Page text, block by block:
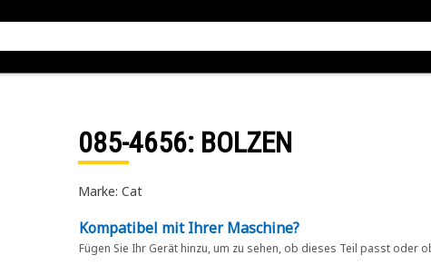
085-4656: BOLZEN
Marke: Cat
Kompatibel mit Ihrer Maschine?
Fügen Sie Ihr Gerät hinzu, um zu sehen, ob dieses Teil passt oder